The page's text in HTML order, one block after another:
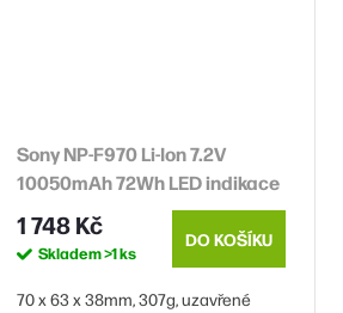
Sony NP-F970 Li-Ion 7.2V
10050mAh 72Wh LED indikace
1 748 Kč
Skladem>1 ks
DO KOŠÍKU
70 x 63 x 38mm, 307g, uzavřené